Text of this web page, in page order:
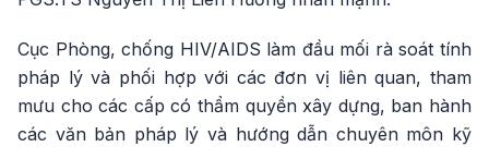
Cục Phòng, chống HIV/AIDS làm đầu mối rà soát tính
pháp lý và phối hợp với các đơn vị liên quan, tham
mưu cho các cấp có thẩm quyền xây dựng, ban hành
các văn bản pháp lý và hướng dẫn chuyên môn kỹ